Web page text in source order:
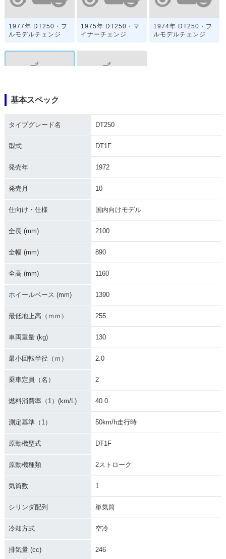
1977年 DT250・フ
ルモデルチェンジ
1975年 DT250・マ
イナーチェンジ
1974年 DT250・フ
ルモデルチェンジ
基本スペック
タイプグレード名 DT250
型式 DT1F
発売年 1972
発売月 10
仕向け・仕様 国内向けモデル
全長 (mm) 2100
全幅 (mm) 890
全高 (mm) 1160
ホイールベース (mm) 1390
最低地上高（ｍｍ） 255
車両重量 (kg) 130
最小回転半径（ｍ） 2.0
乗車定員（名） 2
燃料消費率（1）(km/L) 40.0
測定基準（1） 50km/h走行時
原動機型式 DT1F
原動機種類 2ストローク
気筒数 1
シリンダ配列 単気筒
冷却方式 空冷
排気量 (cc) 246